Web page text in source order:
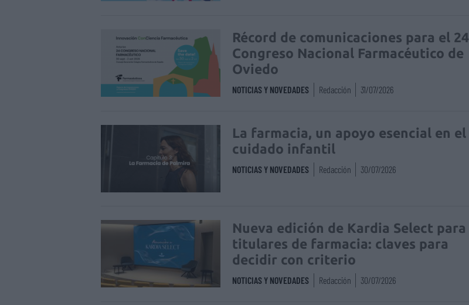
Récord de comunicaciones para el 24
Congreso Nacional Farmacéutico de
Oviedo
NOTICIAS Y NOVEDADES Redacción 31/07/2026
La farmacia, un apoyo esencial en el
cuidado infantil
NOTICIAS Y NOVEDADES Redacción 30/07/2026
Nueva edición de Kardia Select para
titulares de farmacia: claves para
decidir con criterio
NOTICIAS Y NOVEDADES Redacción 30/07/2026